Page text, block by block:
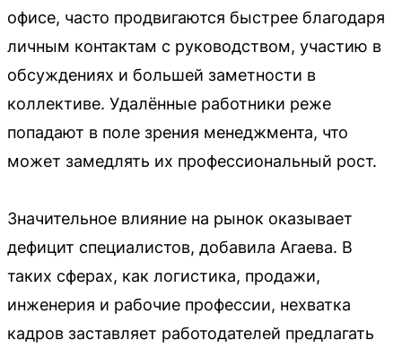
офисе, часто продвигаются быстрее благодаря
личным контактам с руководством, участию в
обсуждениях и большей заметности в
коллективе. Удалённые работники реже
попадают в поле зрения менеджмента, что
может замедлять их профессиональный рост.
Значительное влияние на рынок оказывает
дефицит специалистов, добавила Агаева. В
таких сферах, как логистика, продажи,
инженерия и рабочие профессии, нехватка
кадров заставляет работодателей предлагать